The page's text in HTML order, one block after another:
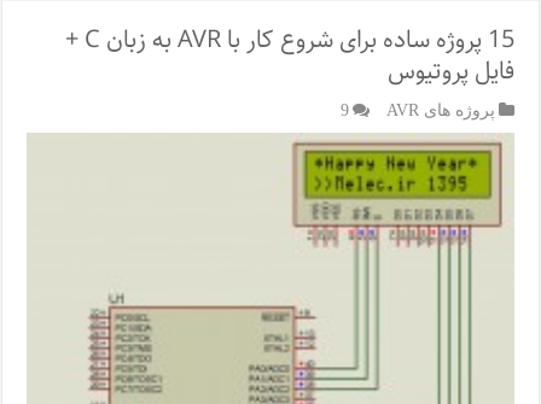
15 پروژه ساده برای شروع کار با AVR به زبان C +
فایل پروتیوس
پروژه های AVR 9